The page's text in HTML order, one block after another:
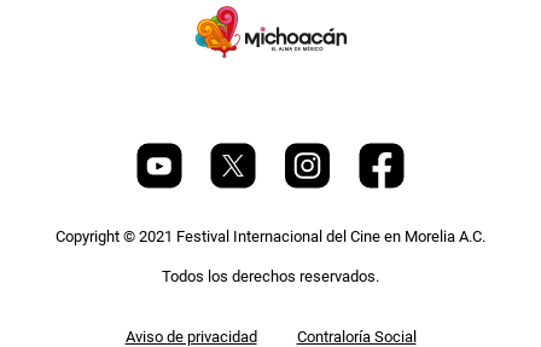
Copyright © 2021 Festival Internacional del Cine en Morelia A.C.
Todos los derechos reservados.
Aviso de privacidad Contraloría Social